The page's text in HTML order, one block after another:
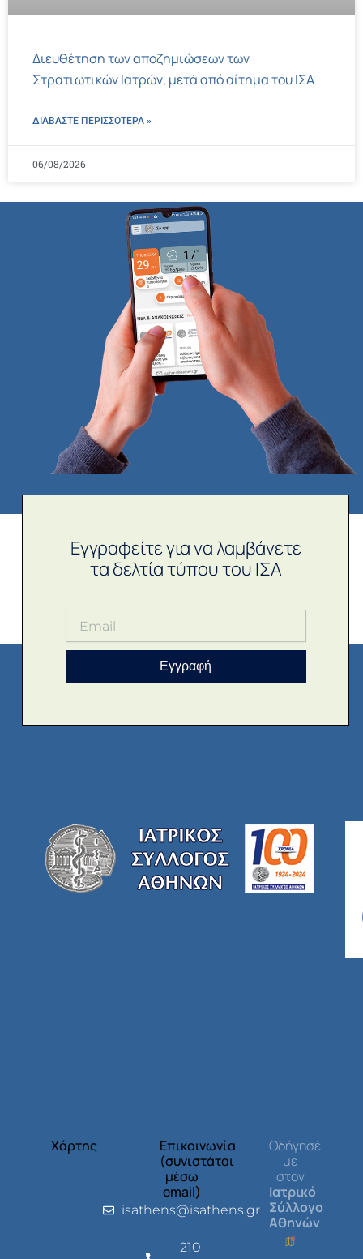
Διευθέτηση των αποζημιώσεων των
Στρατιωτικών Ιατρών, μετά από αίτημα του ΙΣΑ
ΔΙΑΒΑΣΤΕ ΠΕΡΙΣΣΌΤΕΡΑ »
06/08/2026
Εγγραφείτε για να λαμβάνετε
τα δελτία τύπου του ΙΣΑ
Εγγραφή
Χάρτης
Επικοινωνία
(συνιστάται
μέσω
email)
isathens@isathens.gr
210
Οδήγησέ
με
στον
Ιατρικό
Σύλλογο
Αθηνών